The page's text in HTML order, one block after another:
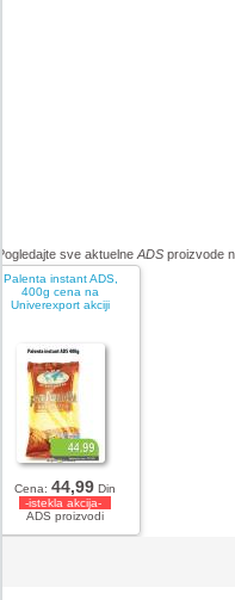
sve aktuelne ADSproizvode
Palenta instant ADS,
400g cena na
Univerexport akciji
Cena:44,99 Din
-istekla akcija-
ADS proizvodi